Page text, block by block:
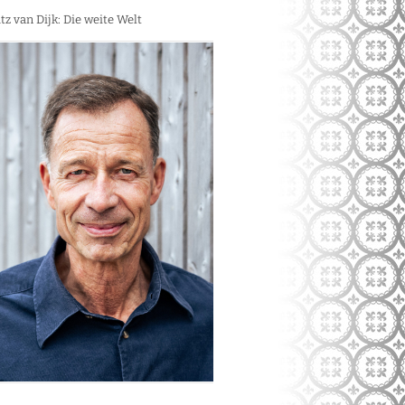
van Dijk: Die weite Welt